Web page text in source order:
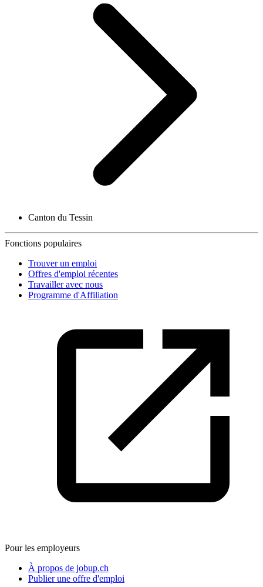
Canton du Tessin
Fonctions populaires
Trouver un emploi
Offres d'emploi récentes
Travailler avec nous
Programme d'Affiliation
Pour les employeurs
À propos de jobup.ch
Publier une offre d'emploi